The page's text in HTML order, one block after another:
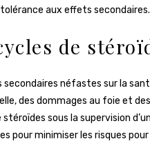
aux effets secondaires.
de
néfastes sur la
des dommages au foie et
sous la supervision
pour minimiser les risques